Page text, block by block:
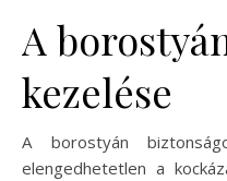
A
kezelése
A borostyán
elengedhetetlen a